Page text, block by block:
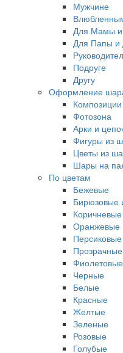
Мужчине
Для Мамы и
Для Папы и
Подруге
Другу
Оформление
Фотозона
Арки и
Фигуры из
Цветы из
Шары на
По цветам
Бежевые
Оранжевые
Фиолетовые
Черные
Белые
Красные
Желтые
Зеленые
Розовые
Голубые